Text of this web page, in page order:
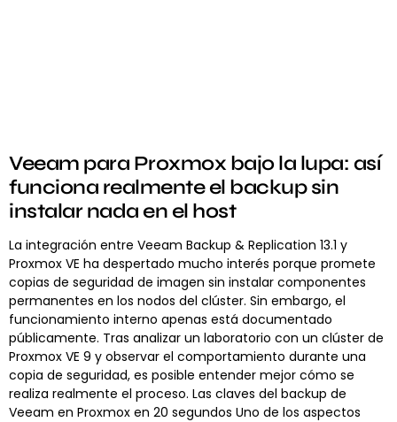
Veeam para Proxmox bajo la lupa: así
funciona realmente el backup sin
instalar nada en el host
La integración entre Veeam Backup & Replication 13.1 y
Proxmox VE ha despertado mucho interés porque promete
copias de seguridad de imagen sin instalar componentes
permanentes en los nodos del clúster. Sin embargo, el
funcionamiento interno apenas está documentado
públicamente. Tras analizar un laboratorio con un clúster de
Proxmox VE 9 y observar el comportamiento durante una
copia de seguridad, es posible entender mejor cómo se
realiza realmente el proceso. Las claves del backup de
Veeam en Proxmox en 20 segundos Uno de los aspectos